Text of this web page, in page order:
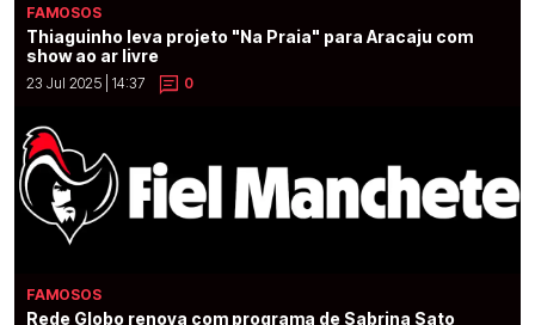
FAMOSOS
Thiaguinho leva projeto "Na Praia" para Aracaju com
show ao ar livre
23 Jul 2025 | 14:37 0
FAMOSOS
Rede Globo renova com programa de Sabrina Sato